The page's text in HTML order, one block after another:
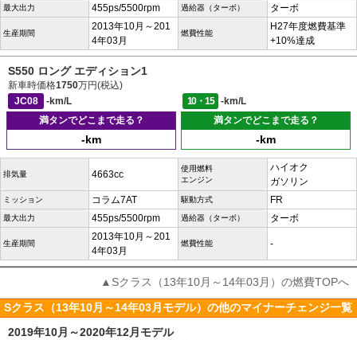
最大出力 455ps/5500rpm 過給器（ターボ） ターボ
生産期間
2013年10月～201
4年03月
燃費性能
H27年度燃費基準
+10%達成
S550 ロング エディション1
新車時価格1750万円(税込)
JC08
-km/L 10・15
-km/L
満タンでどこまで走る？
-km
満タンでどこまで走る？
-km
排気量 4663cc
使用燃料
エンジン
ハイオク
ガソリン
ミッション コラム7AT 駆動方式 FR
最大出力 455ps/5500rpm 過給器（ターボ） ターボ
生産期間
2013年10月～201
4年03月
燃費性能 -
▲Sクラス（13年10月～14年03月）の燃費TOPへ
Sクラス（13年10月～14年03月モデル）の他のマイナーチェンジ一覧
2019年10月～2020年12月モデル